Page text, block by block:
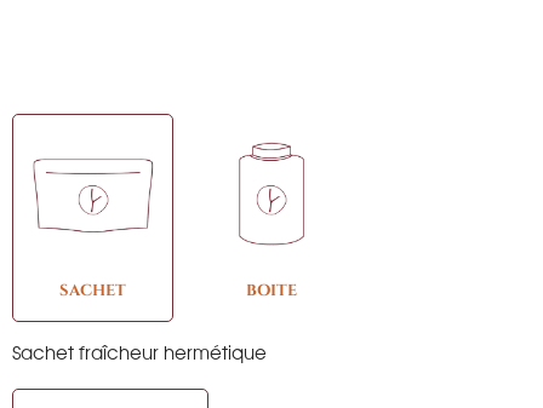
SACHET BOITE
Sachet fraîcheur hermétique